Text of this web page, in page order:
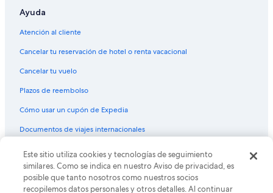
Ayuda
Atención al cliente
Cancelar tu reservación de hotel o renta vacacional
Cancelar tu vuelo
Plazos de reembolso
Cómo usar un cupón de Expedia
Documentos de viajes internacionales
© 2026 Expedia, Inc., una empresa de Expedia Group. Todos los
derechos reservados. Expedia y el logo de Expedia son marcas
registradas o marcas comerciales de Expedia, Inc. CST# 2029030-50.
Este sitio utiliza cookies y tecnologías de seguimiento
similares. Como se indica en nuestro Aviso de privacidad, es
posible que tanto nosotros como nuestros socios
recopilemos datos personales y otros detalles. Al continuar